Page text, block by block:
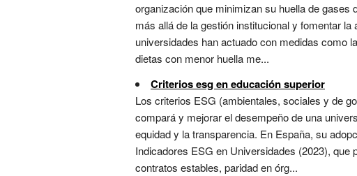
organización que minimizan su huella de
más allá de la gestión institucional y fomentar
universidades han actuado con medidas como
dietas con menor huella me...
Criterios esg en educación superior
Los criterios ESG (ambientales, sociales y de
compará y mejorar el desempeño de una
equidad y la transparencia. En España, su
Indicadores ESG en Universidades (2023), que
contratos estables, paridad en órg...